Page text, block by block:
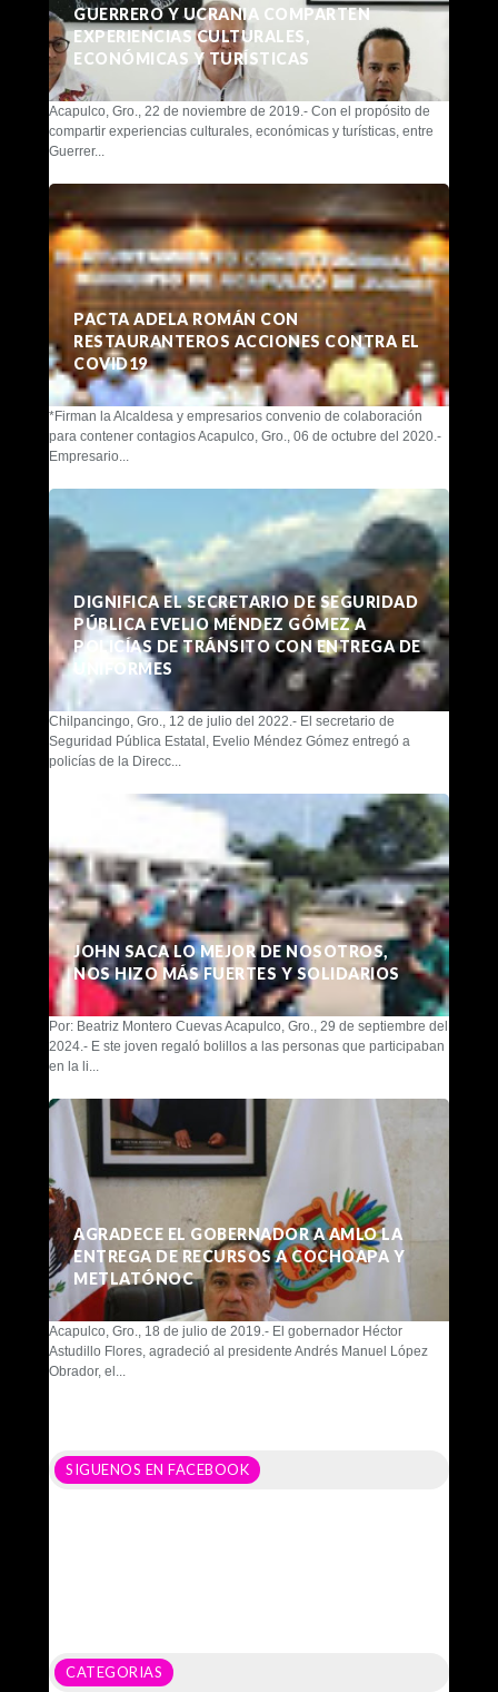
GUERRERO Y UCRANIA COMPARTEN
EXPERIENCIAS CULTURALES,
ECONÓMICAS Y TURÍSTICAS
Acapulco, Gro., 22 de noviembre de 2019.- Con el propósito de
compartir experiencias culturales, económicas y turísticas, entre
Guerrer...
PACTA ADELA ROMÁN CON
RESTAURANTEROS ACCIONES CONTRA EL
COVID19
*Firman la Alcaldesa y empresarios convenio de colaboración
para contener contagios Acapulco, Gro., 06 de octubre del 2020.-
Empresario...
DIGNIFICA EL SECRETARIO DE SEGURIDAD
PÚBLICA EVELIO MÉNDEZ GÓMEZ A
POLICÍAS DE TRÁNSITO CON ENTREGA DE
UNIFORMES
Chilpancingo, Gro., 12 de julio del 2022.- El secretario de
Seguridad Pública Estatal, Evelio Méndez Gómez entregó a
policías de la Direcc...
JOHN SACA LO MEJOR DE NOSOTROS,
NOS HIZO MÁS FUERTES Y SOLIDARIOS
Por: Beatriz Montero Cuevas Acapulco, Gro., 29 de septiembre del
2024.- E ste joven regaló bolillos a las personas que participaban
en la li...
AGRADECE EL GOBERNADOR A AMLO LA
ENTREGA DE RECURSOS A COCHOAPA Y
METLATÓNOC
Acapulco, Gro., 18 de julio de 2019.- El gobernador Héctor
Astudillo Flores, agradeció al presidente Andrés Manuel López
Obrador, el...
SIGUENOS EN FACEBOOK
CATEGORIAS